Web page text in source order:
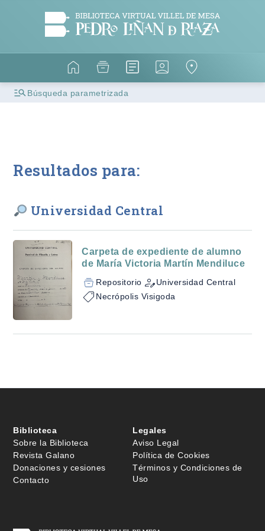
Búsqueda parametrizada
Resultados para:
Universidad Central
Carpeta de expediente de alumno
de María Victoria Martín Mendiluce
Repositorio
Universidad Central
Necrópolis Visigoda
Biblioteca
Sobre la Biblioteca
Revista Galano
Donaciones y cesiones
Contacto
Legales
Aviso Legal
Política de Cookies
Términos y Condiciones de
Uso